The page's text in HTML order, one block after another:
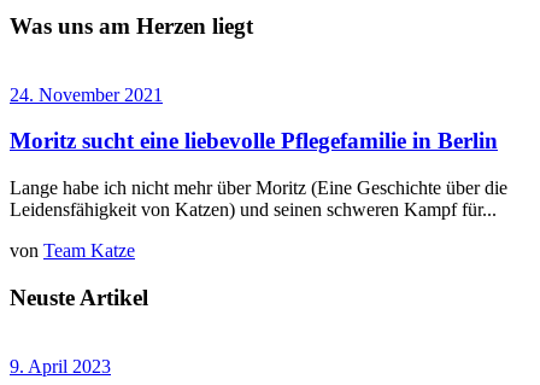
Was uns am Herzen liegt
24. November 2021
Moritz sucht eine liebevolle Pflegefamilie in Berlin
Lange habe ich nicht mehr über Moritz (Eine Geschichte über die
Leidensfähigkeit von Katzen) und seinen schweren Kampf für...
von Team Katze
Neuste Artikel
9. April 2023